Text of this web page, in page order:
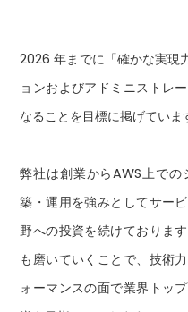
2026 年までに「確かな実現
ョンおよびアドミニストレ
なることを目標に掲げていま
弊社は創業からAWS上で
築・運用を強みとしてサー
野への投資を続けておりま
も磨いていくことで、技術
ォーマンスの面で業界トッ